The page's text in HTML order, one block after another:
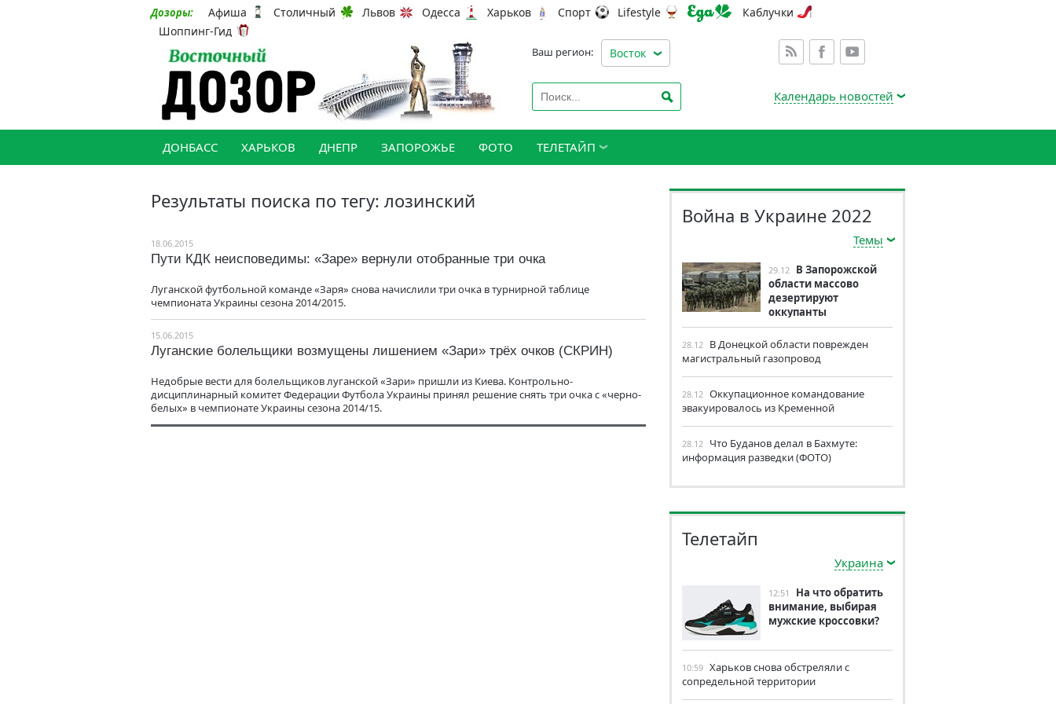
Дозоры: Афиша Столичный Львов Одесса Харьков Спорт Lifestyle
Каблучки
Шоппинг-Гид
Ваш регион: Восток
Календарь новостей
ДОНБАСС ХАРЬКОВ ДНЕПР ЗАПОРОЖЬЕ ФОТО ТЕЛЕТАЙП
Результаты поиска по тегу: лозинский
18.06.2015
Пути КДК неисповедимы: «Заре» вернули отобранные три очка
Луганской футбольной команде «Заря» снова начислили три очка в турнирной таблице
чемпионата Украины сезона 2014/2015.
15.06.2015
Луганские болельщики возмущены лишением «Зари» трёх очков (СКРИН)
Недобрые вести для болельщиков луганской «Зари» пришли из Киева. Контрольно-
дисциплинарный комитет Федерации Футбола Украины принял решение снять три очка с «черно-
белых» в чемпионате Украины сезона 2014/15.
Война в Украине 2022
Темы
29.12 В Запорожской
области массово
дезертируют
оккупанты
28.12 В Донецкой области поврежден
магистральный газопровод
28.12 Оккупационное командование
эвакуировалось из Кременной
28.12 Что Буданов делал в Бахмуте:
информация разведки (ФОТО)
Телетайп
Украина
12:51
На что обратить
внимание, выбирая
мужские кроссовки?
10:59 Харьков снова обстреляли с
сопредельной территории